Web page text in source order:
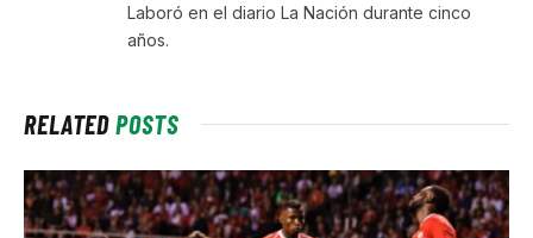
Laboró en el diario La Nación durante cinco
años.
RELATEDPOSTS